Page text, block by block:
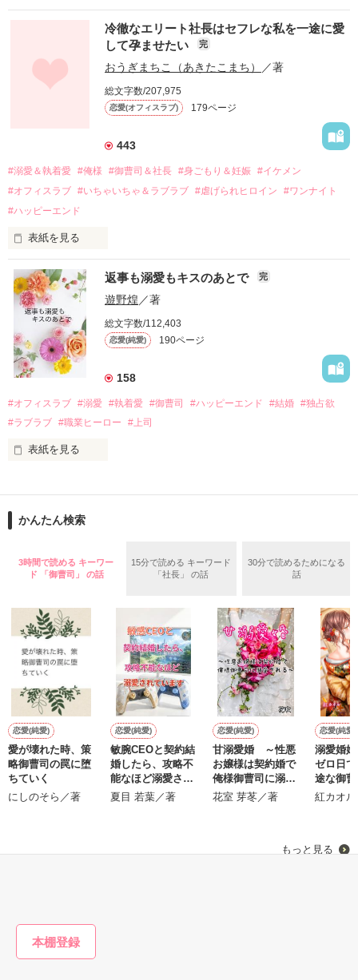
幼なじみの哲平に淡い恋心を抱いていた美桜。
しかし、ある出来事をきっかけに二人の関係は壊れてしまう。
関係修復もできないまま、美桜は両親の離婚によって
引っ越すことになり、哲平とも離れ離れになった。
それから約十二年後。
過去の傷から、二度と会いたくないと思っていた哲平に
運命のような再会を果たす。
酔った勢いで一夜を共にしてしまった。
さらに、美桜が初めてだと知った哲平は
『責任をとる、結婚しよう』と真っ直ぐに告げてきた。
戸惑う美桜とは裏腹に、好きという気持ちを隠すことなく
甘やかしてくる。
そんなある日、哲平は美桜がストーカー被害に
遭っていることを知る。
美桜を守るため、哲平は同居を提案してきて――。
夏木美桜(なつきみお)
鳴海哲平 (なるみてっぺい)
2026.6.5～2026.7.25
＊以前、公開していた話の改稿版です＊
作品を読む
冷徹なエリート社長はセフレな私を一途に愛
して孕ませたい
完
おうぎまちこ（あきたこまち） ／著
総文字数/207,975
恋愛(オフィスラブ) 179ページ
443
#溺愛＆執着愛 #俺様 #御曹司＆社長 #身ごもり＆妊娠 #イケメン
#オフィスラブ #いちゃいちゃ＆ラブラブ #虐げられヒロイン
#ワンナイト
#ハッピーエンド
表紙を見る
おかしな噂を流されて前の職場でうまくいかなかった梅田美
桜は、海外で傷心旅行をしていたところ、日本人美青年と出会
い、酒の勢いもあり一夜限りの関係となる。
帰国後、美桜は新しい職場でワンナイトした美青年と再会。
なんと彼の正体は、とある財閥御曹司にも関わらず、一族を離
れて起業した新進気鋭の実業家、社内でも冷徹だと評判な社長
――御影恭司その人だったのだ――！
なぜか恭司から飼い猫の世話係を命じられた美桜は、猫の世
の関係となってしまい――？
返事も溺愛もキスのあとで 完
遊野煌 ／著
総文字数/112,403
恋愛(純愛) 190ページ
158
#オフィスラブ #溺愛 #執着愛 #御曹司 #ハッピーエンド #結婚 #独占欲
#ラブラブ #職業ヒーロー #上司
表紙を見る
ションの企画戦略室で働いている。
めた、同期で恋人の石垣守（26）がいるのだが、後輩の姫原由
いた。
守と由羅から『便利屋雛子』と馬鹿にされ、一人こっそり泣い
た上、同居まで提案してきて──？
鷹哉『宜しくな、俺の雛子』🦅
雛子『俺の……ひぃ、雛子？！！！』🐥
シゴデキで冷徹な上司が見せる素顔は、なぜか想像以上に甘く
て……🐥💓🦅
※表紙も作中使用の画像も全てフリー素材です。
※執筆期間2026.6.3〜7.20完結です。
※他サイトさんにて恋愛トレンド1位でした〜良かったら読ん
で頂けると嬉しいです。
作品を読む
かんたん検索
3時間で読める キーワー
ド 「御曹司」 の話
15分で読める キーワード
「社長」 の話
30分で読めるためになる
話
恋愛(純愛)
愛が壊れた時、策
略御曹司の罠に堕
ちていく
にしのそら／著
恋愛(純愛)
敏腕CEOと契約結
婚したら、攻略不
能なほど溺愛され
ています
夏目 若葉／著
恋愛(純愛)
甘溺愛婚 ～性悪
お嬢様は契約婚で
俺様御曹司に溺愛
される～
花室 芽苳／著
恋愛(純愛)
溺愛婚
ゼロ日
途な御
します〜
紅カオ
もっと見る